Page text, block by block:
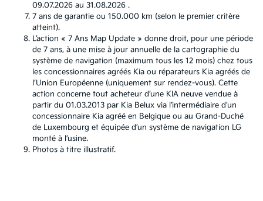
09.07.2026 au 31.08.2026 .
7 ans de garantie ou 150.000 km (selon le premier critère
atteint).
L’action « 7 Ans Map Update » donne droit, pour une période
de 7 ans, à une mise à jour annuelle de la cartographie du
système de navigation (maximum tous les 12 mois) chez tous
les concessionnaires agréés Kia ou réparateurs Kia agréés de
l’Union Européenne (uniquement sur rendez-vous). Cette
action concerne tout acheteur d’une KIA neuve vendue à
partir du 01.03.2013 par Kia Belux via l’intermédiaire d’un
concessionnaire Kia agréé en Belgique ou au Grand-Duché
de Luxembourg et équipée d’un système de navigation LG
monté à l’usine.
Photos à titre illustratif.